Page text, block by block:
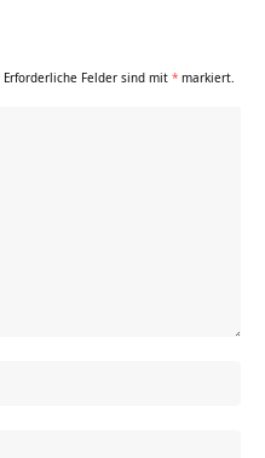
Erforderliche Felder sind mit * markiert.